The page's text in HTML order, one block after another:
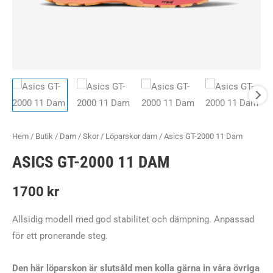
Hem / Butik / Dam / Skor/ Löparskor dam / Asics GT-2000 11 Dam
ASICS GT-2000 11 DAM
1700 kr
Allsidig modell med god stabilitet och dämpning. Anpassad
för ett pronerande steg.
Den här löparskon är slutsåld men kolla gärna in våra övriga